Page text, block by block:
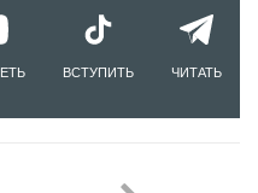
ВСТУПИТЬ ЧИТАТЬ